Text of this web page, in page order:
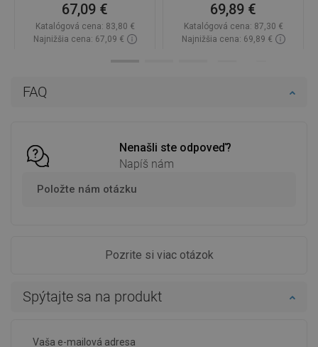
FAQ
Nenašli ste odpoveď?
Napíš nám
Položte nám otázku
Pozrite si viac otázok
Spýtajte sa na produkt
67,09 €
Katalógová cena: 83,80 €
Najnižšia cena: 67,09 €
69,89 €
Katalógová cena: 87,30 €
Najnižšia cena: 69,89 €